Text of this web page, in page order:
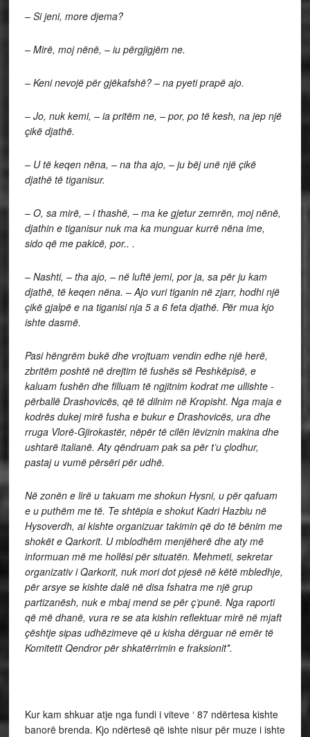
– Si jeni, more djema?
– Mirë, moj nënë, – iu përgjigjëm ne.
– Keni nevojë për gjëkafshë? – na pyeti prapë ajo.
– Jo, nuk kemi, – ia pritëm ne, – por, po të kesh, na jep një
çikë djathë.
– U të keqen nëna, – na tha ajo, – ju bëj unë një çikë
djathë të tiganisur.
– O, sa mirë, – i thashë, – ma ke gjetur zemrën, moj nënë,
djathin e tiganisur nuk ma ka munguar kurrë nëna ime,
sido që me pakicë, por.. .
– Nashti, – tha ajo, – në luftë jemi, por ja, sa për ju kam
djathë, të keqen nëna. – Ajo vuri tiganin në zjarr, hodhi një
çikë gjalpë e na tiganisi nja 5 a 6 feta djathë. Për mua kjo
ishte dasmë.
Pasi hëngrëm bukë dhe vrojtuam vendin edhe një herë,
zbritëm poshtë në drejtim të fushës së Peshkëpisë, e
kaluam fushën dhe filluam të ngjitnim kodrat me ullishte -
përballë Drashovicës, që të dilnim në Kropisht. Nga maja e
kodrës dukej mirë fusha e bukur e Drashovicës, ura dhe
rruga Vlorë-Gjirokastër, nëpër të cilën lëviznin makina dhe
ushtarë italianë. Aty qëndruam pak sa për t’u çlodhur,
pastaj u vumë përsëri për udhë.
Në zonën e lirë u takuam me shokun Hysni, u për qafuam
e u puthëm me të. Te shtëpia e shokut Kadri Hazbiu në
Hysoverdh, ai kishte organizuar takimin që do të bënim me
shokët e Qarkorit. U mblodhëm menjëherë dhe aty më
informuan më me hollësi për situatën. Mehmeti, sekretar
organizativ i Qarkorit, nuk mori dot pjesë në këtë mbledhje,
për arsye se kishte dalë në disa fshatra me një grup
partizanësh, nuk e mbaj mend se për ç’punë. Nga raporti
që më dhanë, vura re se ata kishin reflektuar mirë në mjaft
çështje sipas udhëzimeve që u kisha dërguar në emër të
Komitetit Qendror për shkatërrimin e fraksionit*.
Kur kam shkuar atje nga fundi i viteve ‘ 87 ndërtesa kishte
banorë brenda. Kjo ndërtesë që ishte nisur për muze i ishte